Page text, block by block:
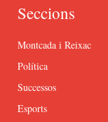
Seccions
Montcada i Reixac
Política
Successos
Esports